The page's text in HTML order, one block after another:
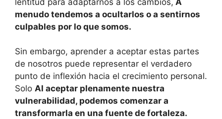
menudo tendemos a ocultarlos o a sentirnos
culpables por lo que somos.
Sin embargo, aprender a aceptar estas partes
de nosotros puede representar el verdadero
punto de inflexión hacia el crecimiento personal.
Solo Al aceptar plenamente nuestra
vulnerabilidad, podemos comenzar a
transformarla en una fuente de fortaleza.